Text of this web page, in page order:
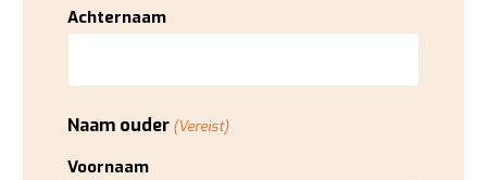
Achternaam
Naam ouder (Vereist)
Voornaam